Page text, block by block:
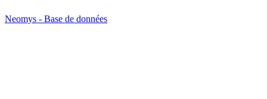
Neomys - Base de données